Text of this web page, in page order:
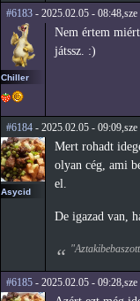
#6183 - 2025.02.05 - 08:48,sze
Chiller
Nem értem
játssz. :)
#6184 - 2025.02.05 - 09:09,sze
Asycid
Mert rohadt
olyan cég, ami
el.
De igazad van,
#6185 - 2025.02.05 - 09:28,sze